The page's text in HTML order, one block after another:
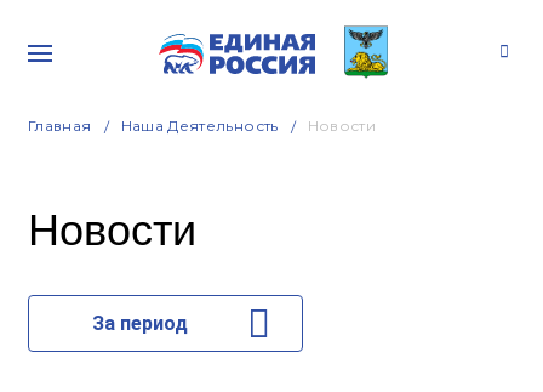
Главная Наша Деятельность Новости
Новости
За период